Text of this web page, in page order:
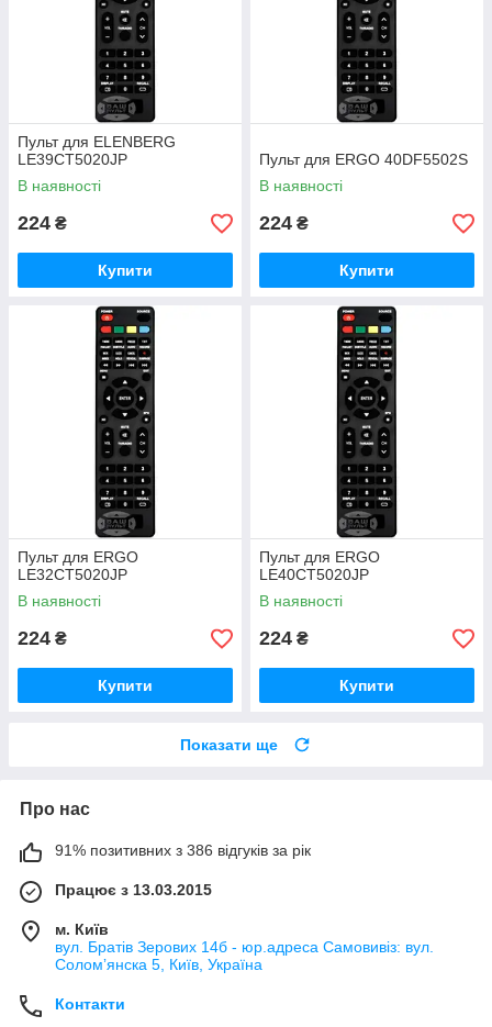
Пульт для ELENBERG
LE39CT5020JP
В наявності
224 ₴
Купити
Пульт для ERGO 40DF5502S
В наявності
224 ₴
Купити
Пульт для ERGO
LE32CT5020JP
В наявності
224 ₴
Купити
Пульт для ERGO
LE40CT5020JP
В наявності
224 ₴
Купити
Показати ще
Про нас
91% позитивних з 386 відгуків за рік
Працює з 13.03.2015
м. Київ
вул. Братів Зерових 14б - юр.адреса Самовивіз: вул.
Соломʼянска 5, Київ, Україна
Контакти